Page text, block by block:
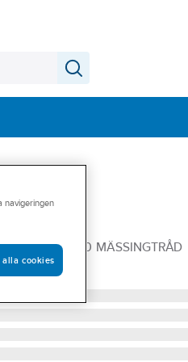
OSBORN 0,20 MÄSSINGTRÅD
navigeringen
alla cookies